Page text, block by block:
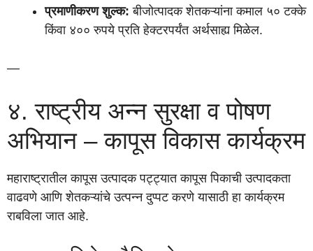
प्रमाणीकरण शुल्क: बीजोत्पादक शेतकऱ्यांना कमाल ५० टक्के
किंवा ४०० रुपये प्रति हेक्टरपर्यंत अर्थसाह्य मिळेल.
—
४. राष्ट्रीय अन्न सुरक्षा व पोषण
अभियान – कापूस विकास कार्यक्रम
महाराष्ट्रातील कापूस उत्पादक पट्ट्यात कापूस पिकाची उत्पादकता
वाढवणे आणि शेतकऱ्यांचे उत्पन्न दुप्पट करणे यासाठी हा कार्यक्रम
राबविला जात आहे.